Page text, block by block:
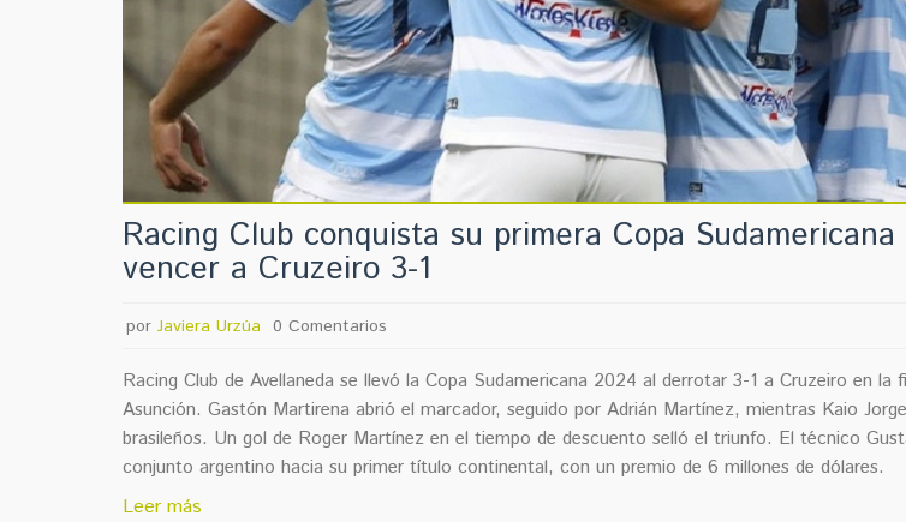
Racing Club conquista su primera Copa
vencer a Cruzeiro 3-1
por Javiera Urzúa 0 Comentarios
Racing Club de Avellaneda se llevó la Copa Sudamericana 2024 al derrotar 3-1 a Cruzeiro en la
Asunción. Gastón Martirena abrió el marcador, seguido por Adrián Martínez, mientras Kaio
brasileños. Un gol de Roger Martínez en el tiempo de descuento selló el triunfo. El técnico
conjunto argentino hacia su primer título continental, con un premio de 6 millones de dólares.
Leer más